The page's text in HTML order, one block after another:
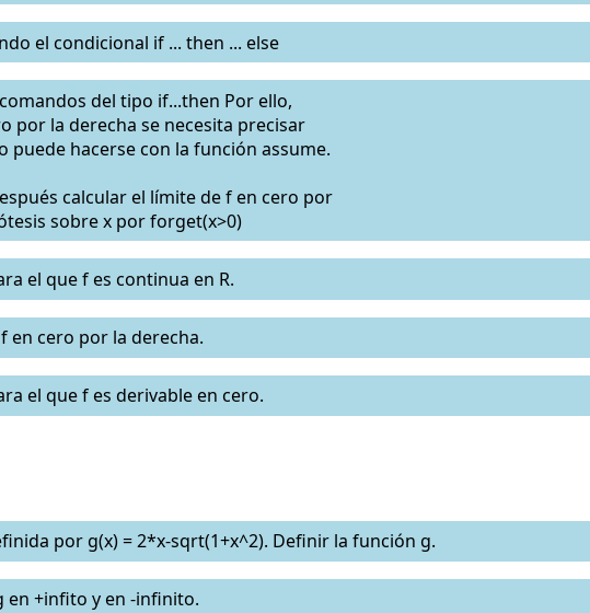
el condicional if ... then ... else
del tipo if...then Por ello,
por la derecha se necesita precisar
puede hacerse con la función assume.
calcular el límite de f en cero por
sobre x por forget(x>0)
el que f es continua en R.
en cero por la derecha.
el que f es derivable en cero.
por g(x) = 2*x-sqrt(1+x^2). Definir la función g.
en +infito y en -infinito.